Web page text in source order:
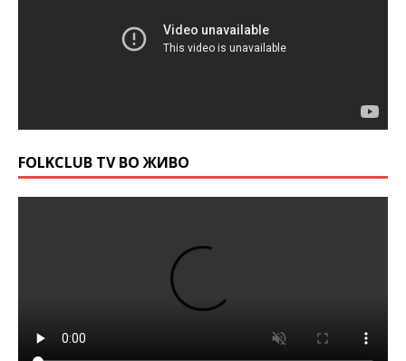
FOLKCLUB TV ВО ЖИВО